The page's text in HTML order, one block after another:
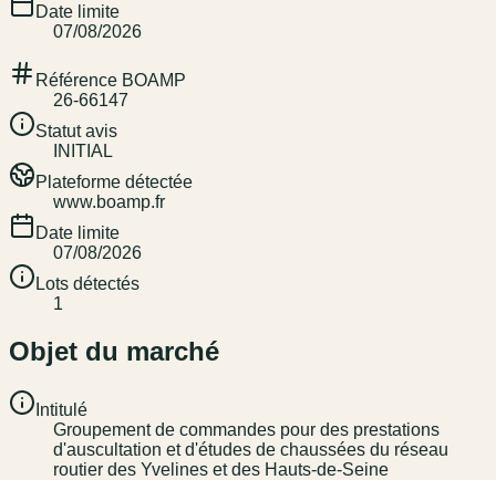
Date limite
07/08/2026
Référence BOAMP
26-66147
Statut avis
INITIAL
Plateforme détectée
www.boamp.fr
Date limite
07/08/2026
Lots détectés
1
Objet du marché
Intitulé
Groupement de commandes pour des prestations
d'auscultation et d'études de chaussées du réseau
routier des Yvelines et des Hauts-de-Seine